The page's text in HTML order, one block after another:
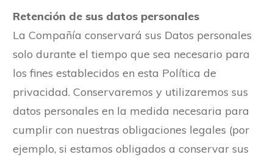
Retención de sus datos personales
La Compañía conservará sus Datos personales
solo durante el tiempo que sea necesario para
los fines establecidos en esta Política de
privacidad. Conservaremos y utilizaremos sus
datos personales en la medida necesaria para
cumplir con nuestras obligaciones legales (por
ejemplo, si estamos obligados a conservar sus